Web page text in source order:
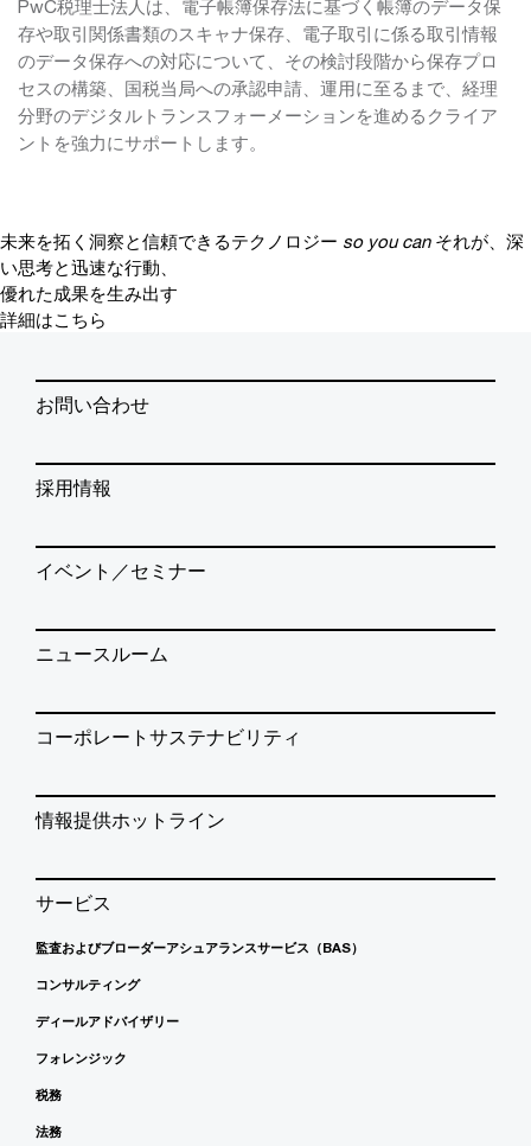
PwC税理士法人は、電子帳簿保存法に基づく帳簿のデータ保
存や取引関係書類のスキャナ保存、電子取引に係る取引情報
のデータ保存への対応について、その検討段階から保存プロ
セスの構築、国税当局への承認申請、運用に至るまで、経理
分野のデジタルトランスフォーメーションを進めるクライア
ントを強力にサポートします。
未来を拓く洞察と信頼できるテクノロジー so you can それが、深
い思考と迅速な行動、
優れた成果を生み出す
詳細はこちら
お問い合わせ
採用情報
イベント／セミナー
ニュースルーム
コーポレートサステナビリティ
情報提供ホットライン
サービス
監査およびブローダーアシュアランスサービス（BAS）
コンサルティング
ディールアドバイザリー
フォレンジック
税務
法務